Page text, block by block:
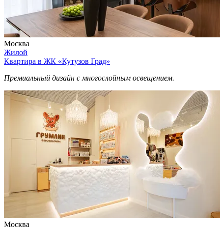
Москва
Жилой
Квартира в ЖК «Кутузов Град»
Премиальный дизайн с многослойным освещением.
Москва